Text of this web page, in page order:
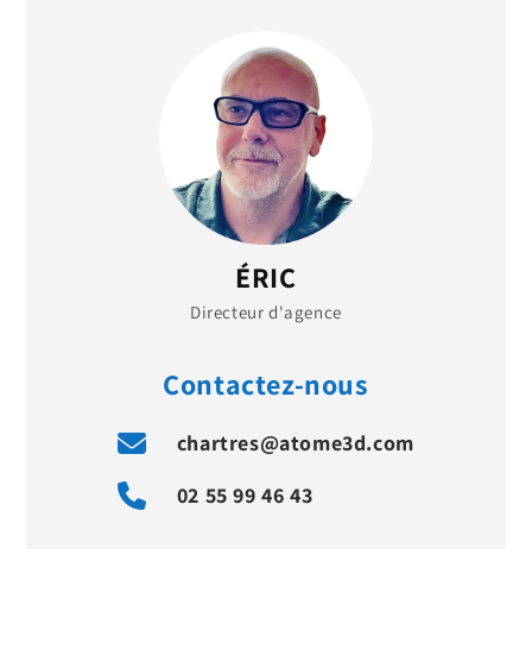
ÉRIC
Directeur d'agence
Contactez-nous
chartres@atome3d.com
02 55 99 46 43